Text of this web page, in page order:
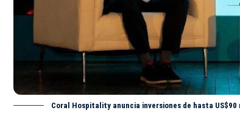
Coral Hospitality anuncia inversiones de hasta